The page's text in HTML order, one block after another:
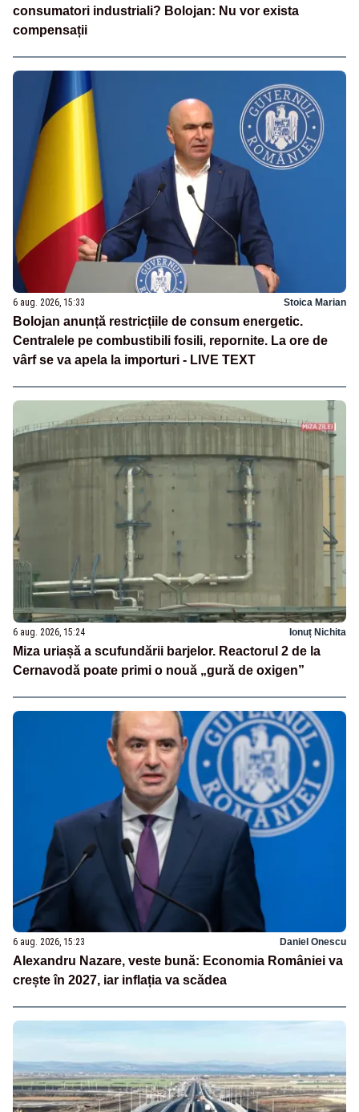
consumatori industriali? Bolojan: Nu vor exista
compensații
6 aug. 2026, 15:33 Stoica Marian
Bolojan anunță restricțiile de consum energetic.
Centralele pe combustibili fosili, repornite. La ore de
vârf se va apela la importuri - LIVE TEXT
6 aug. 2026, 15:24 Ionuț Nichita
Miza uriașă a scufundării barjelor. Reactorul 2 de la
Cernavodă poate primi o nouă „gură de oxigen”
6 aug. 2026, 15:23 Daniel Onescu
Alexandru Nazare, veste bună: Economia României va
crește în 2027, iar inflația va scădea